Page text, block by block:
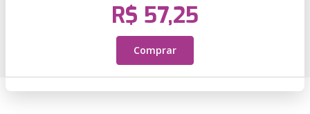
R$ 57,25
Comprar